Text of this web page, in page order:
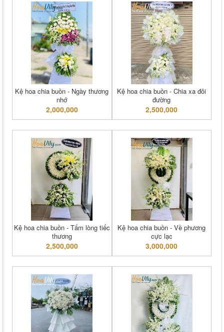
Kệ hoa chia buồn - Ngày thương
nhớ
2,000,000
Kệ hoa chia buồn - Chia xa đôi
đường
2,500,000
Kệ hoa chia buồn - Tấm lòng tiếc
thương
2,500,000
Kệ hoa chia buồn - Về phương
cực lạc
3,000,000